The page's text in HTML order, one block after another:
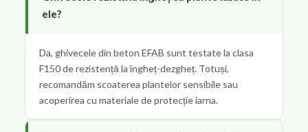
ele?
Da, ghivecele din beton EFAB sunt testate la clasa
F150 de rezistență la îngheț-dezgheț. Totuși,
recomandăm scoaterea plantelor sensibile sau
acoperirea cu materiale de protecție iarna.